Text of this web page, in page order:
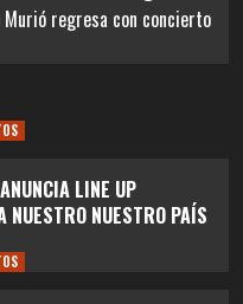
Murió regresa con concierto
LINE UP
NUESTRO NUESTRO PAÍS